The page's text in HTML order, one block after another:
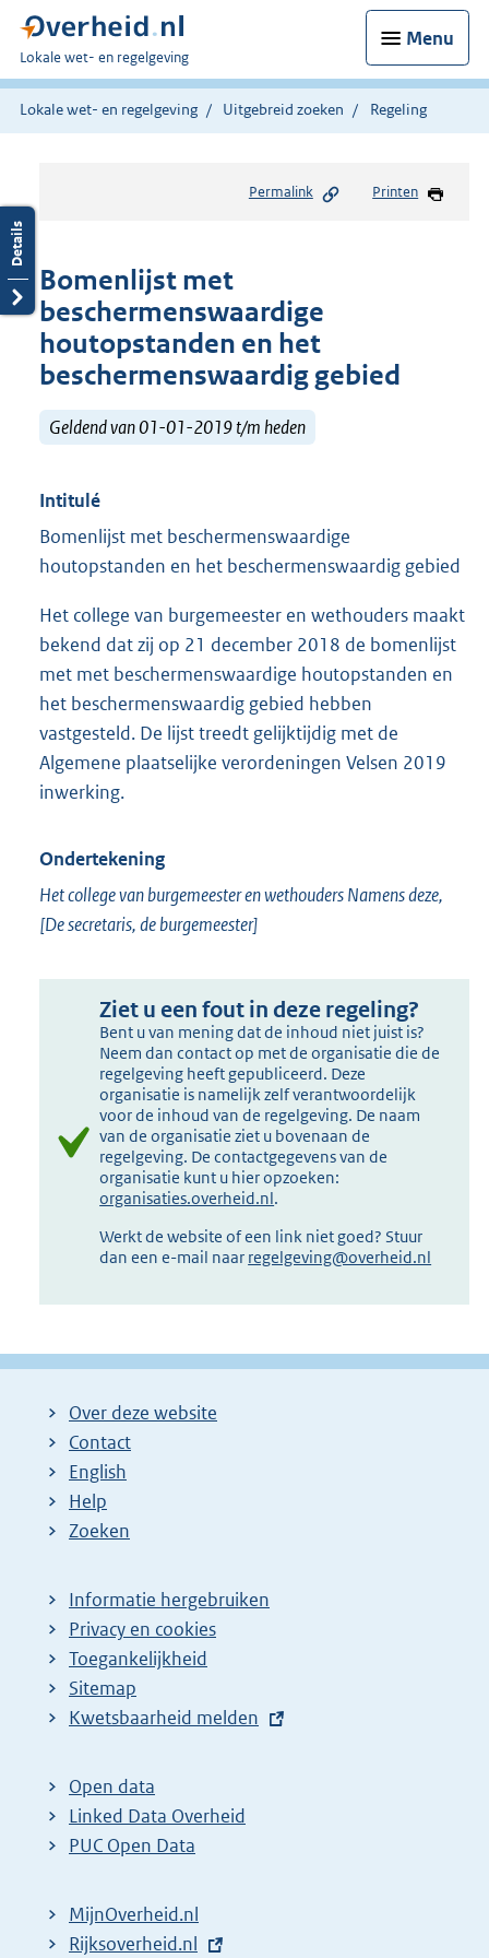
Menu
U
bent
hier:
Lokale wet- en regelgeving
Lokale wet- en regelgeving Uitgebreid zoeken Regeling
Permalink Printen
Bomenlijst met
beschermenswaardige
houtopstanden en het
beschermenswaardig gebied
Geldend van 01-01-2019 t/m heden
Intitulé
Bomenlijst met beschermenswaardige
houtopstanden en het beschermenswaardig gebied
Het college van burgemeester en wethouders maakt
bekend dat zij op 21 december 2018 de bomenlijst
met met beschermenswaardige houtopstanden en
het beschermenswaardig gebied hebben
vastgesteld. De lijst treedt gelijktijdig met de
Algemene plaatselijke verordeningen Velsen 2019
inwerking.
Ondertekening
Het college van burgemeester en wethouders Namens deze,
[De secretaris, de burgemeester]
Ziet u een fout in deze regeling?
Bent u van mening dat de inhoud niet juist is?
Neem dan contact op met de organisatie die de
regelgeving heeft gepubliceerd. Deze
organisatie is namelijk zelf verantwoordelijk
voor de inhoud van de regelgeving. De naam
van de organisatie ziet u bovenaan de
regelgeving. De contactgegevens van de
organisatie kunt u hier opzoeken:
organisaties.overheid.nl.
Werkt de website of een link niet goed? Stuur
dan een e-mail naar regelgeving@overheid.nl
Over deze website
Contact
English
Help
Zoeken
Informatie hergebruiken
Privacy en cookies
Toegankelijkheid
Sitemap
E
t
e
r
l
i
Kwetsbaarheid melden
Open data
Linked Data Overheid
PUC Open Data
MijnOverheid.nl
E
Rijksoverheid.nl